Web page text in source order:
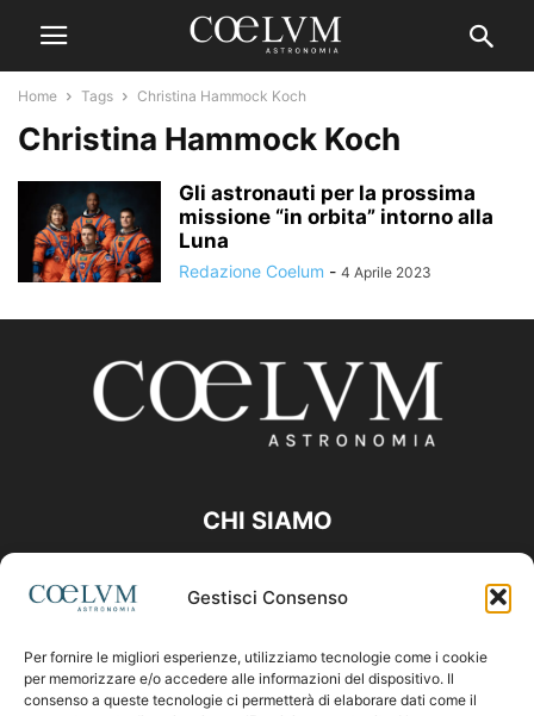
Gestisci Consenso
Per fornire le migliori esperienze, utilizziamo tecnologie come i cookie
per memorizzare e/o accedere alle informazioni del dispositivo. Il
consenso a queste tecnologie ci permetterà di elaborare dati come il
Home Tags Christina Hammock Koch
Christina Hammock Koch
Gli astronauti per la prossima
missione “in orbita” intorno alla
Luna
Redazione Coelum - 4 Aprile 2023
CHI SIAMO
Contattaci:coelumastro@coelum.com
SEGUICI